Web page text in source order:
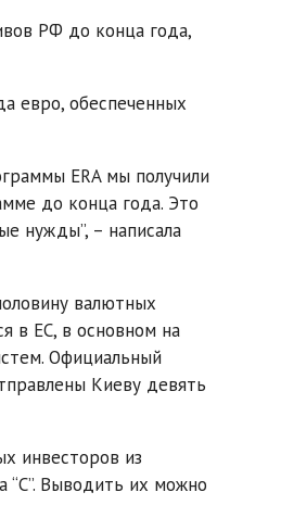
РФ до конца года,
евро, обеспеченных
ERA мы получили
до конца года. Это
нужды”, – написала
валютных
в ЕС, в основном на
Официальный
Киеву девять
инвесторов из
“С”. Выводить их можно